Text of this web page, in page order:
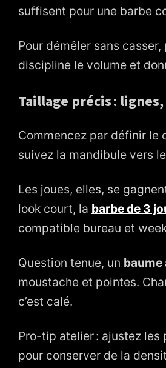
suffisent pour une barbe
Pour démêler sans
discipline le volume et
Taillage précis :
Commencez par définir le
suivez la mandibule vers
Les joues, elles, se
look court, la barbe de 3
compatible bureau et
Question tenue, un baume
moustache et pointes.
c’est calé.
Pro-tip atelier : ajustez les
pour conserver de la